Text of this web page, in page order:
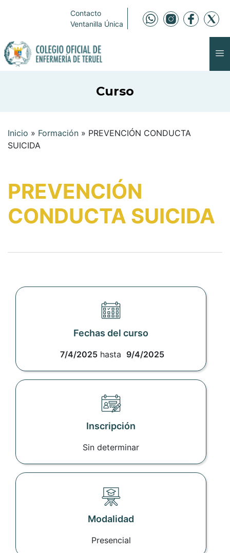
Contacto
Ventanilla Única
Curso
Inicio » Formación » PREVENCIÓN CONDUCTA
SUICIDA
PREVENCIÓN
CONDUCTA SUICIDA
Fechas del curso
7/4/2025 hasta 9/4/2025
Inscripción
Sin determinar
Modalidad
Presencial